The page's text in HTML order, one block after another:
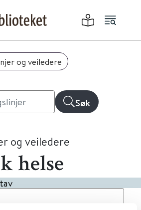
og veiledere
Søk
og veiledere
helse